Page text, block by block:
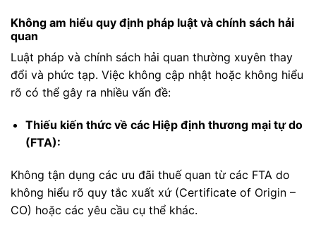
Không am hiểu quy định pháp luật và chính sách hải
quan
Luật pháp và chính sách hải quan thường xuyên thay
đổi và phức tạp. Việc không cập nhật hoặc không hiểu
rõ có thể gây ra nhiều vấn đề:
Thiếu kiến thức về các Hiệp định thương mại tự do
(FTA):
Không tận dụng các ưu đãi thuế quan từ các FTA do
không hiểu rõ quy tắc xuất xứ (Certificate of Origin –
CO) hoặc các yêu cầu cụ thể khác.